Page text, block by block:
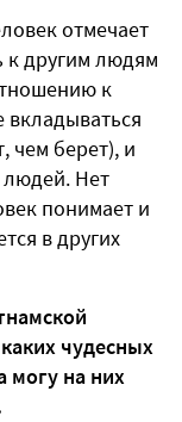
отмечает
к другим людям
к
чем берет), и
людей. Нет
понимает и
в других
чудесных
могу на них